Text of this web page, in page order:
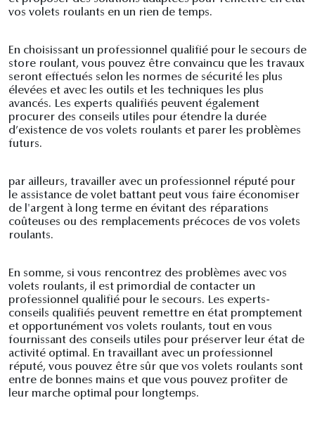
vos volets roulants en un rien de temps.
En choisissant un professionnel qualifié pour le secours de
store roulant, vous pouvez être convaincu que les travaux
seront effectués selon les normes de sécurité les plus
élevées et avec les outils et les techniques les plus
avancés. Les experts qualifiés peuvent également
procurer des conseils utiles pour étendre la durée
d’existence de vos volets roulants et parer les problèmes
futurs.
par ailleurs, travailler avec un professionnel réputé pour
le assistance de volet battant peut vous faire économiser
de l'argent à long terme en évitant des réparations
coûteuses ou des remplacements précoces de vos volets
roulants.
En somme, si vous rencontrez des problèmes avec vos
volets roulants, il est primordial de contacter un
professionnel qualifié pour le secours. Les experts-
conseils qualifiés peuvent remettre en état promptement
et opportunément vos volets roulants, tout en vous
fournissant des conseils utiles pour préserver leur état de
activité optimal. En travaillant avec un professionnel
réputé, vous pouvez être sûr que vos volets roulants sont
entre de bonnes mains et que vous pouvez profiter de
leur marche optimal pour longtemps.